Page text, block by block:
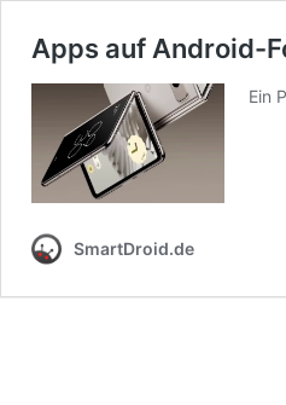
Apps auf Android-
Ein
SmartDroid.de